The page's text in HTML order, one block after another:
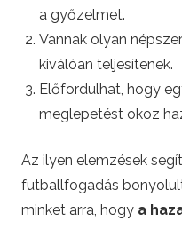
a győzelmet.
Vannak olyan
kiválóan teljesítenek.
Előfordulhat, hogy
meglepetést okoz
Az ilyen elemzések
futballfogadás
minket arra, hogy a